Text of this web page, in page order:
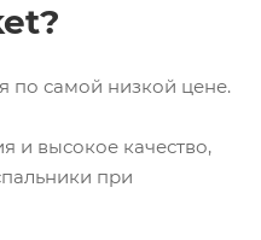
по самой низкой цене.
и высокое качество,
при